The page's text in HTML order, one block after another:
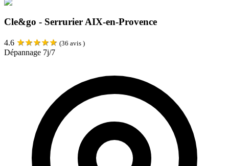
Cle&go - Serrurier AIX-en-Provence
4.6 ★★★★★ (36 avis )
Dépannage 7j/7